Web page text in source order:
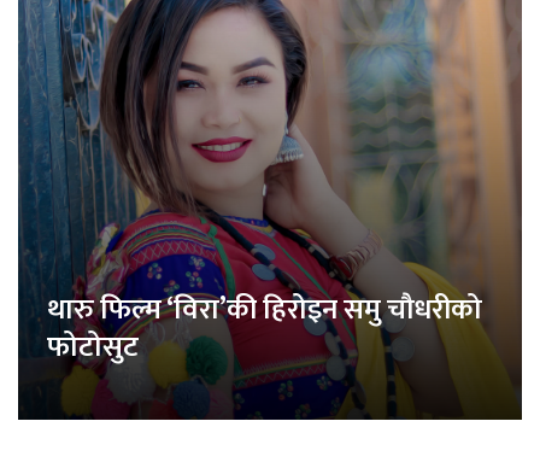
थारु फिल्म ‘विरा’की हिरोइन समु चौधरीको
फोटोसुट